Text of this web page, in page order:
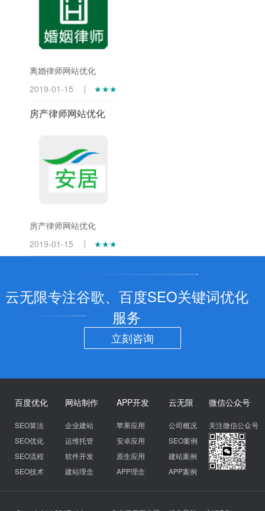
离婚律师网站优化
2019-01-15
★★★
房产律师网站优化
房产律师网站优化
2019-01-15
★★★
云无限专注谷歌、百度SEO关键词优化
服务
立刻咨询
百度优化
SEO算法
SEO优化
SEO流程
SEO技术
网站制作
企业建站
运维托管
软件开发
建站理念
APP开发
苹果应用
安卓应用
原生应用
APP理念
云无限
公司概况
SEO案例
建站案例
APP案例
微信公众号
关注微信公众号